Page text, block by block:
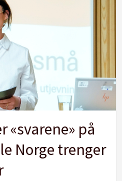
«svarene» på
Norge trenger